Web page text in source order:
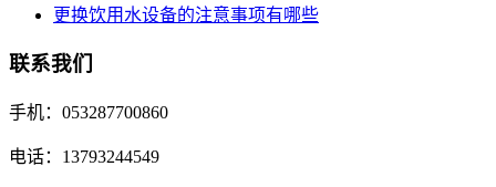
更换饮用水设备的注意事项有哪些
联系我们
手机：053287700860
电话：13793244549